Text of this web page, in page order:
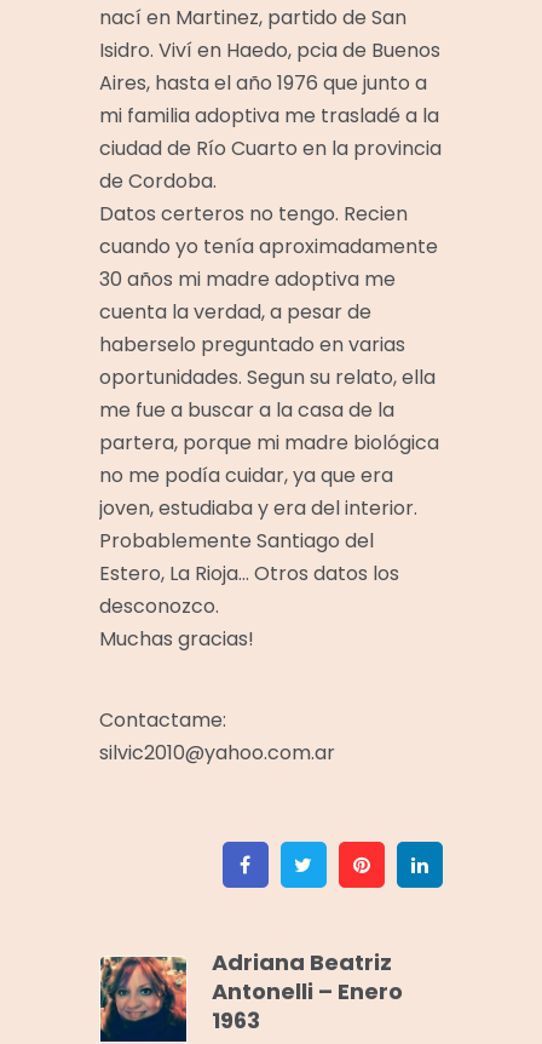
nací en Martinez, partido de San
Isidro. Viví en Haedo, pcia de Buenos
Aires, hasta el año 1976 que junto a
mi familia adoptiva me trasladé a la
ciudad de Río Cuarto en la provincia
de Cordoba.
Datos certeros no tengo. Recien
cuando yo tenía aproximadamente
30 años mi madre adoptiva me
cuenta la verdad, a pesar de
haberselo preguntado en varias
oportunidades. Segun su relato, ella
me fue a buscar a la casa de la
partera, porque mi madre biológica
no me podía cuidar, ya que era
joven, estudiaba y era del interior.
Probablemente Santiago del
Estero, La Rioja… Otros datos los
desconozco.
Muchas gracias!
Contactame:
silvic2010@yahoo.com.ar
FacebookTwitter Pinterest
Adriana Beatriz
Antonelli – Enero
1963